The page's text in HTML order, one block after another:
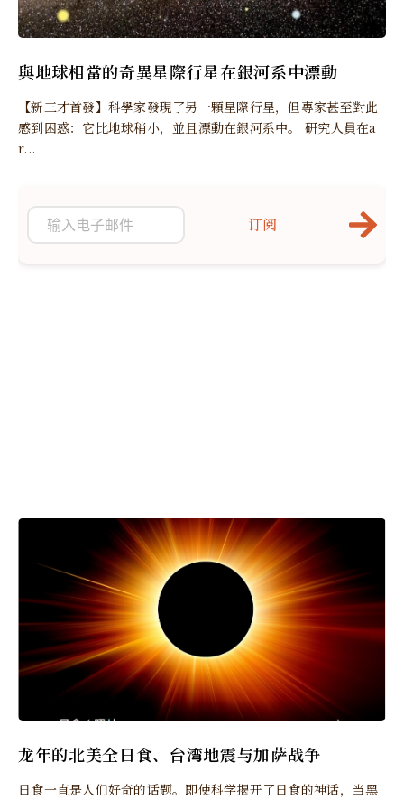
與地球相當的奇異星際行星在銀河系中漂動
【新三才首發】科學家發現了另一顆星際行星，但專家甚至對此
感到困惑：它比地球稍小，並且漂動在銀河系中。 研究人員在a
r...
龙年的北美全日食、台湾地震与加萨战争
日食一直是人们好奇的话题。即使科学揭开了日食的神话，当黑
订阅